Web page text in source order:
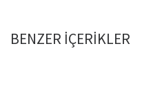
BENZER IÇERIKLER